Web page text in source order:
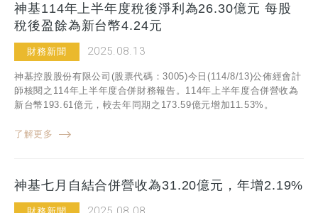
神基114年上半年度稅後淨利為26.30億元 每股
稅後盈餘為新台幣4.24元
財務新聞 2025.08.13
神基控股股份有限公司(股票代碼：3005)今日(114/8/13)公佈經會計
師核閱之114年上半年度合併財務報告。114年上半年度合併營收為
新台幣193.61億元，較去年同期之173.59億元增加11.53%。
了解更多
神基七月自結合併營收為31.20億元，年增2.19%